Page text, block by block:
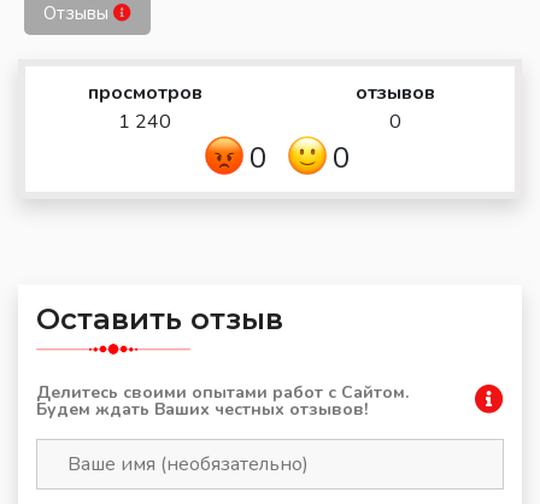
Отзывы
просмотров
1 240
отзывов
0
0 0
Оставить отзыв
Делитесь своими опытами работ с Сайтом.
Будем ждать Ваших честных отзывов!